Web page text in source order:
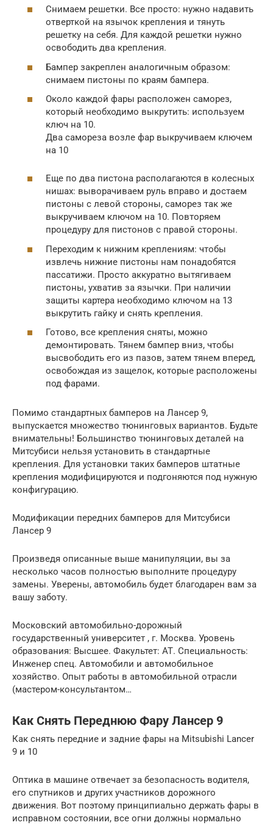
Снимаем решетки. Все просто: нужно надавить
отверткой на язычок крепления и тянуть
решетку на себя. Для каждой решетки нужно
освободить два крепления.
Бампер закреплен аналогичным образом:
снимаем пистоны по краям бампера.
Около каждой фары расположен саморез,
который необходимо выкрутить: используем
ключ на 10.
Два самореза возле фар выкручиваем ключем
на 10
Еще по два пистона располагаются в колесных
нишах: выворачиваем руль вправо и достаем
пистоны с левой стороны, саморез так же
выкручиваем ключом на 10. Повторяем
процедуру для пистонов с правой стороны.
Переходим к нижним креплениям: чтобы
извлечь нижние пистоны нам понадобятся
пассатижи. Просто аккуратно вытягиваем
пистоны, ухватив за язычки. При наличии
защиты картера необходимо ключом на 13
выкрутить гайку и снять крепления.
Готово, все крепления сняты, можно
демонтировать. Тянем бампер вниз, чтобы
высвободить его из пазов, затем тянем вперед,
освобождая из защелок, которые расположены
под фарами.
Помимо стандартных бамперов на Лансер 9,
выпускается множество тюнинговых вариантов. Будьте
внимательны! Большинство тюнинговых деталей на
Митсубиси нельзя установить в стандартные
крепления. Для установки таких бамперов штатные
крепления модифицируются и подгоняются под нужную
конфигурацию.
Модификации передних бамперов для Митсубиси
Лансер 9
Произведя описанные выше манипуляции, вы за
несколько часов полностью выполните процедуру
замены. Уверены, автомобиль будет благодарен вам за
вашу заботу.
Московский автомобильно-дорожный
государственный университет , г. Москва. Уровень
образования: Высшее. Факультет: АТ. Специальность:
Инженер спец. Автомобили и автомобильное
хозяйство. Опыт работы в автомобильной отрасли
(мастером-консультантом…
Как Снять Переднюю Фару Лансер 9
Как снять передние и задние фары на Mitsubishi Lancer
9 и 10
Оптика в машине отвечает за безопасность водителя,
его спутников и других участников дорожного
движения. Вот поэтому принципиально держать фары в
исправном состоянии, все огни должны нормально